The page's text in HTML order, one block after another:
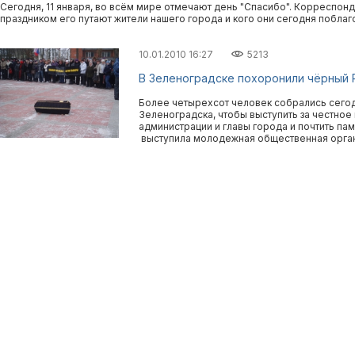
Сегодня, 11 января, во всём мире отмечают день "Спасибо".
праздником его путают жители нашего города и кого они сегодня
10.01.2010 16:27 5213
В Зеленоградске похоронили чёрный
Более четырехсот человек собрались
Зеленоградска, чтобы выступить за
администрации и главы города и почтить
выступила молодежная общественная